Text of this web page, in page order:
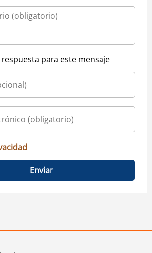
para este mensaje
Enviar